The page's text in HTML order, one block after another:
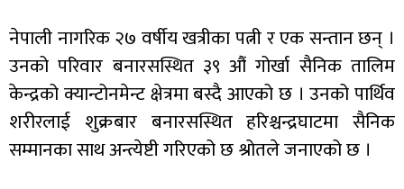
नेपाली नागरिक २७ वर्षीय खत्रीका पत्नी र एक सन्तान छन् ।
उनको परिवार बनारसस्थित ३९ औं गोर्खा सैनिक तालिम
केन्द्रको क्यान्टोनमेन्ट क्षेत्रमा बस्दै आएको छ । उनको पार्थिव
शरीरलाई शुक्रबार बनारसस्थित हरिश्चन्द्रघाटमा सैनिक
सम्मानका साथ अन्त्येष्टी गरिएको छ श्रोतले जनाएको छ ।